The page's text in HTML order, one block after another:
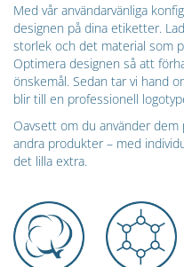
Med vår användarvänliga
designen på dina etiketter.
storlek och det material som
Optimera designen så att
önskemål. Sedan tar vi hand
blir till en professionell
Oavsett om du använder dem
andra produkter – med
det lilla extra.